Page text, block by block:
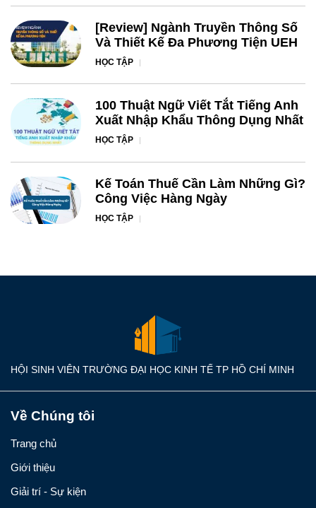
[Review] Ngành Truyền Thông Số
Và Thiết Kế Đa Phương Tiện UEH
HỌC TẬP
100 Thuật Ngữ Viết Tắt Tiếng Anh
Xuất Nhập Khẩu Thông Dụng Nhất
HỌC TẬP
Kế Toán Thuế Cần Làm Những Gì?
Công Việc Hàng Ngày
HỌC TẬP
HỘI SINH VIÊN TRƯỜNG ĐẠI HỌC KINH TẾ TP HỒ CHÍ MINH
Về Chúng tôi
Trang chủ
Giới thiệu
Giải trí - Sự kiện